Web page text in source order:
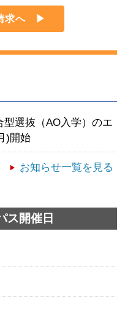
求へ
選抜（AO入学）のエ
)開始
お知らせ一覧を見る
ス開催日